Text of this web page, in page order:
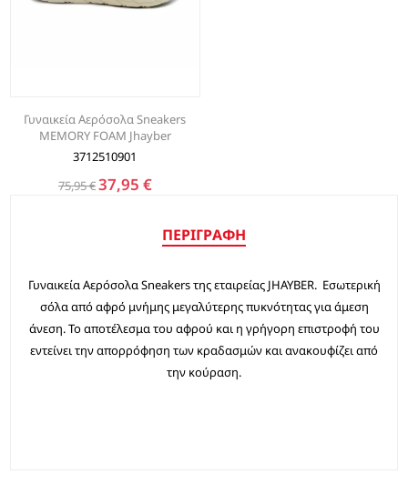
Γυναικεία Αερόσολα Sneakers
MEMORY FOAM Jhayber
3712510901
75,95 €37,95 €
ΠΕΡΙΓΡΑΦΉ
Γυναικεία Αερόσολα Sneakers της εταιρείας JHAYBER. Εσωτερική
σόλα από αφρό μνήμης μεγαλύτερης πυκνότητας για άμεση
άνεση. Το αποτέλεσμα του αφρού και η γρήγορη επιστροφή του
εντείνει την απορρόφηση των κραδασμών και ανακουφίζει από
την κούραση.